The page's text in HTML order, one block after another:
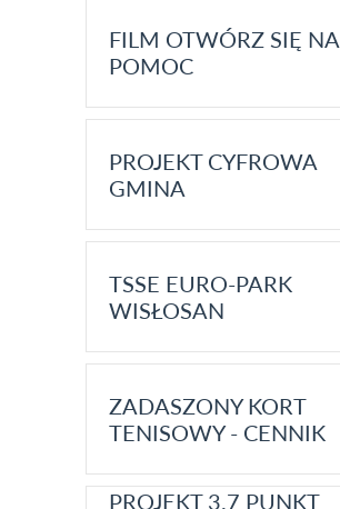
FILM OTWÓRZ SIĘ NA
POMOC
PROJEKT CYFROWA
GMINA
TSSE EURO-PARK
WISŁOSAN
ZADASZONY KORT
TENISOWY - CENNIK
PROJEKT 3.7 PUNKT